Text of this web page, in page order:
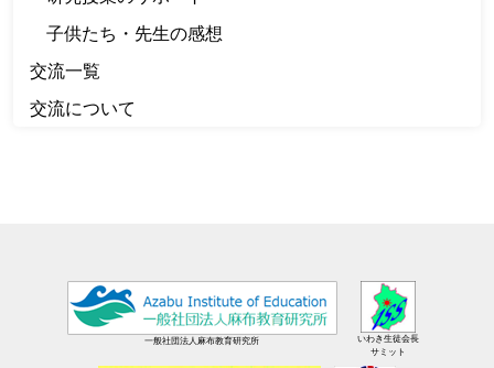
子供たち・先生の感想
交流一覧
交流について
一般社団法人麻布教育研究所
いわき生徒会長
サミット